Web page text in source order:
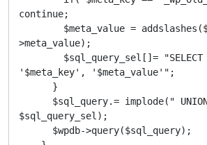
continue;
>meta_value);
'$meta_key', '$meta_value'";
$sql_query_sel);